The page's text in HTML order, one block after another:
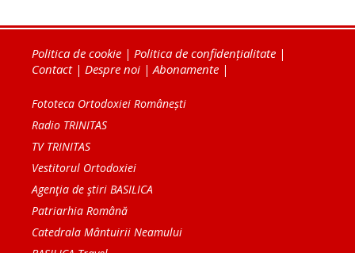
Politica de cookie | Politica de confidențialitate |
Contact| Despre noi |Abonamente |
Fototeca Ortodoxiei Românești
Radio TRINITAS
TV TRINITAS
Vestitorul Ortodoxiei
Agenţia de ştiri BASILICA
Patriarhia Română
Catedrala Mântuirii Neamului